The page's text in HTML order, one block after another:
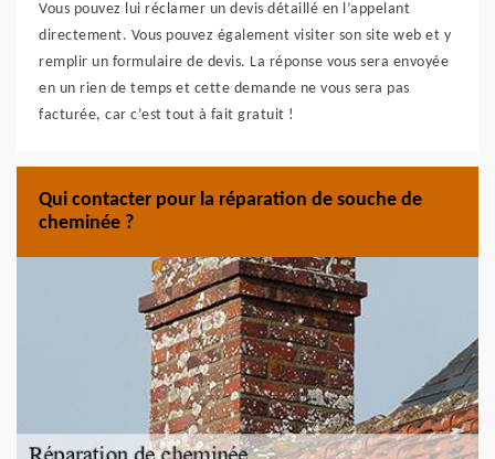
Vous pouvez lui réclamer un devis détaillé en l’appelant
directement. Vous pouvez également visiter son site web et y
remplir un formulaire de devis. La réponse vous sera envoyée
en un rien de temps et cette demande ne vous sera pas
facturée, car c’est tout à fait gratuit !
Qui contacter pour la réparation de souche de
cheminée ?